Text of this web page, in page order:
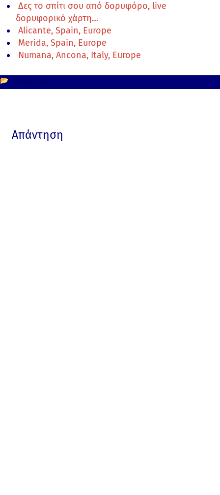
Δες το σπίτι σου από δορυφόρο, live
δορυφορικό χάρτη…
Alicante, Spain, Europe
Merida, Spain, Europe
Numana, Ancona, Italy, Europe
📂
Απάντηση